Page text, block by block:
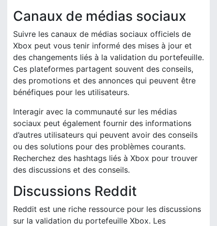
Canaux de médias sociaux
Suivre les canaux de médias sociaux officiels de
Xbox peut vous tenir informé des mises à jour et
des changements liés à la validation du portefeuille.
Ces plateformes partagent souvent des conseils,
des promotions et des annonces qui peuvent être
bénéfiques pour les utilisateurs.
Interagir avec la communauté sur les médias
sociaux peut également fournir des informations
d’autres utilisateurs qui peuvent avoir des conseils
ou des solutions pour des problèmes courants.
Recherchez des hashtags liés à Xbox pour trouver
des discussions et des conseils.
Discussions Reddit
Reddit est une riche ressource pour les discussions
sur la validation du portefeuille Xbox. Les